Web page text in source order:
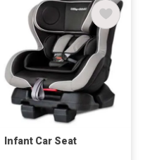
Infant Car Seat